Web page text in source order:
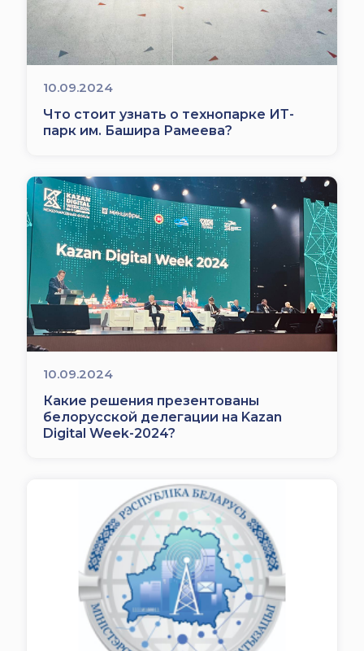
10.09.2024
Что стоит узнать о технопарке ИТ-
парк им. Башира Рамеева?
10.09.2024
Какие решения презентованы
белорусской делегации на Kazan
Digital Week-2024?